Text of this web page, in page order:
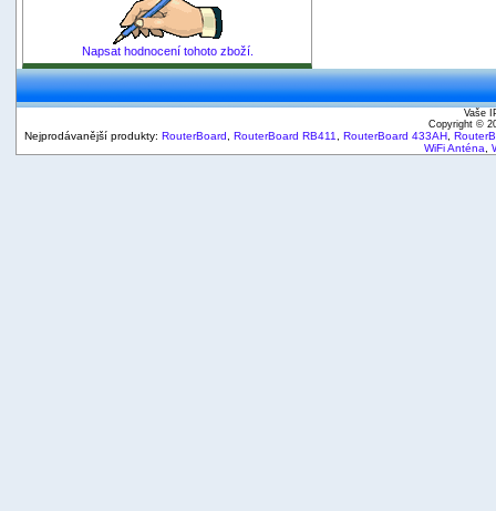
Napsat hodnocení tohoto zboží.
Vaše
Copyright ©
Nejprodávanější produkty: RouterBoard RouterBoard RB411 RouterBoard 433AH
WiFi Anténa